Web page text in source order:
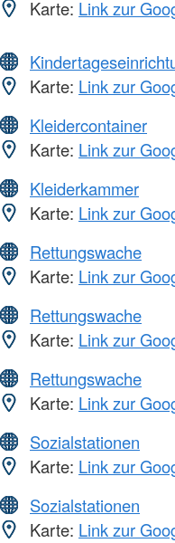
Karte: Link zur
Karte: Link zur
Kleidercontainer
Karte: Link zur
Kleiderkammer
Karte: Link zur
Rettungswache
Karte: Link zur
Rettungswache
Karte: Link zur
Rettungswache
Karte: Link zur
Sozialstationen
Karte: Link zur
Sozialstationen
Karte: Link zur